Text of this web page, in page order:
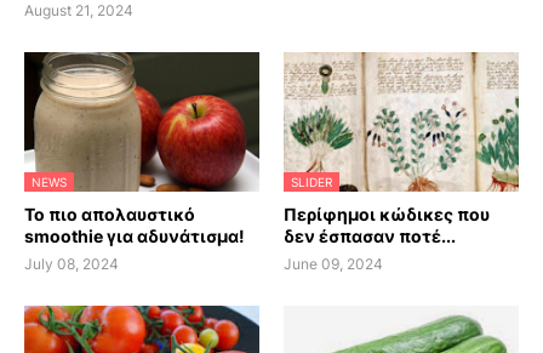
August 21, 2024
NEWS
Το πιο απολαυστικό
smoothie για αδυνάτισμα!
July 08, 2024
SLIDER
Περίφημοι κώδικες που
δεν έσπασαν ποτέ...
June 09, 2024